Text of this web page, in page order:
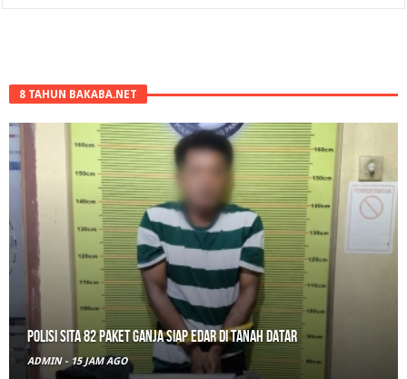
8 TAHUN BAKABA.NET
Polisi Sita 82 Paket Ganja Siap Edar di Tanah Datar
ADMIN - 15 JAM AGO